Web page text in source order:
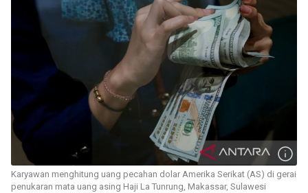
Karyawan menghitung uang pecahan dolar Amerika Serikat (AS) di gerai
penukaran mata uang asing Haji La Tunrung, Makassar, Sulawesi